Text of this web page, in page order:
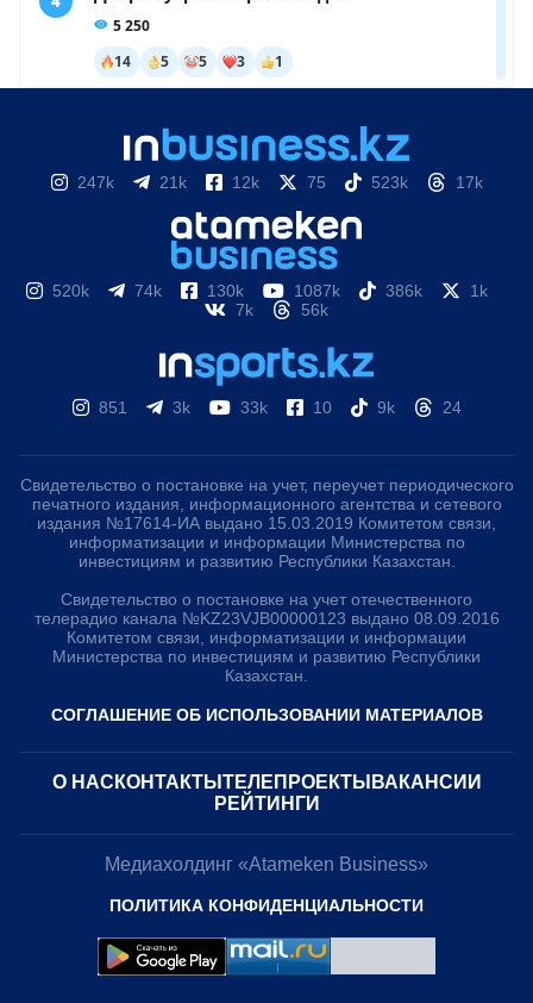
247k 21k 12k 75 523k 17k
520k 74k 130k 1087k 386k
1k
7k
56k
851 3k 33k 10 9k 24
Свидетельство о постановке на учет, переучет периодического
печатного издания, информационного агентства и сетевого
издания №17614-ИА выдано 15.03.2019 Комитетом связи,
информатизации и информации Министерства по
инвестициям и развитию Республики Казахстан.
Свидетельство о постановке на учет отечественного
телерадио канала №KZ23VJB00000123 выдано 08.09.2016
Комитетом связи, информатизации и информации
Министерства по инвестициям и развитию Республики
Казахстан.
СОГЛАШЕНИЕ ОБ ИСПОЛЬЗОВАНИИ МАТЕРИАЛОВ
О НАС КОНТАКТЫ ТЕЛЕПРОЕКТЫ ВАКАНСИИ
РЕЙТИНГИ
Медиахолдинг «Atameken Business»
ПОЛИТИКА КОНФИДЕНЦИАЛЬНОСТИ